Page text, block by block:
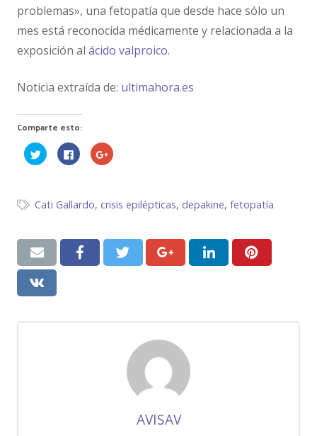
problemas», una fetopatía que desde hace sólo un
mes está reconocida médicamente y relacionada a la
exposición al ácido valproico.
Noticia extraída de: ultimahora.es
Comparte esto:
Haz
clic
(Se
abre
ventana
nueva)
Haz
clic
(Se
abre
ventana
nueva)
Haz
clic
(Se
abre
ventana
nueva)
Cati Gallardo, crisis epilépticas, depakine,fetopatía
AVISAV